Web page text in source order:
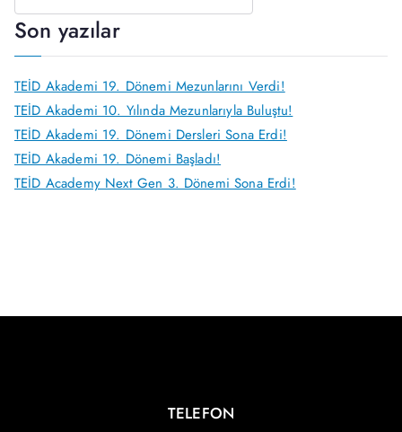
Son yazılar
TEİD Akademi 19. Dönemi Mezunlarını Verdi!
TEİD Akademi 10. Yılında Mezunlarıyla Buluştu!
TEİD Akademi 19. Dönemi Dersleri Sona Erdi!
TEİD Akademi 19. Dönemi Başladı!
TEİD Academy Next Gen 3. Dönemi Sona Erdi!
TELEFON